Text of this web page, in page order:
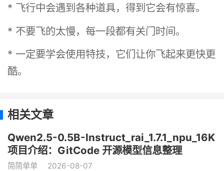
* 飞行中会遇到各种道具，得到它会有惊喜。
* 不要飞的太慢，每一段都有关门时间。
* 一定要学会使用特技，它们让你飞起来更快更
酷。
相关文章
Qwen2.5-0.5B-Instruct_rai_1.7.1_npu_16K
项目介绍：GitCode 开源模型信息整理
简简单单 2026-08-07